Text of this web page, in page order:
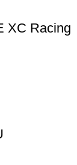
XC Racing